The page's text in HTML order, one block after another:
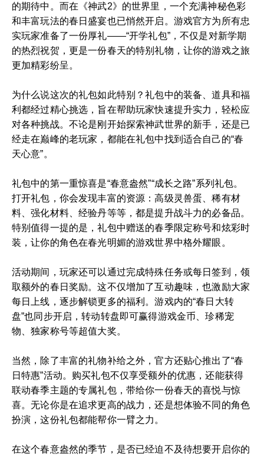
的期待中。而在《神武2》的世界里，一个充满神秘色彩
和丰富玩法的春日盛宴也已悄然开启。游戏官方为所有忠
实玩家准备了一份厚礼——“开学礼包”，不仅是对新学期
的热烈祝贺，更是一份春天的特别礼物，让你的游戏之旅
更加精彩纷呈。
为什么说这次的礼包如此特别？礼包中的装备、道具和福
利都经过精心挑选，旨在帮助玩家快速提升实力，轻松应
对各种挑战。不论是刚开始探索神武世界的新手，还是已
经走在巅峰的老玩家，都能在礼包中找到适合自己的“春
天心意”。
礼包中的第一重惊喜是“春意盎然”“成长之路”系列礼包。
打开礼包，你会发现丰富的资源：高级灵兽蛋、稀有材
料、强化材料、经验丹等等，都是提升战斗力的必备品。
特别值得一提的是，礼包中赠送的春季限定称号和炫彩时
装，让你的角色在春光明媚的游戏世界中格外耀眼。
活动期间，玩家还可以通过完成特殊任务或每日签到，领
取额外的春日奖励。这不仅增加了互动趣味，也激励大家
每日上线，逐步解锁更多的福利。游戏内的“春日大转
盘”也同步开启，转动转盘即可赢得游戏金币、珍稀宠
物、独家称号等超值大奖。
当然，除了丰富的礼物补给之外，官方还贴心推出了“春
日特惠”活动。购买礼包不仅享受额外的优惠，还能获得
联动春季主题的专属礼包，带给你一份春天的喜悦与惊
喜。无论你是在追求更高的战力，还是想体验不同的角色
扮演，这份礼包都能帮你一臂之力。
在这个春意盎然的季节，是否已经迫不及待想要开启你的